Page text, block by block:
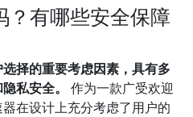
？有哪些安全保障
择的重要考虑因素，具有多
私安全。
作为一款广受欢迎
在设计上充分考虑了用户的